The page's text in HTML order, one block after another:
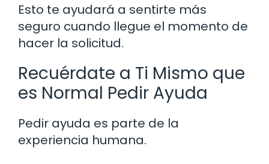
Esto te ayudará a sentirte más
seguro cuando llegue el momento de
hacer la solicitud.
Recuérdate a Ti Mismo que
es Normal Pedir Ayuda
Pedir ayuda es parte de la
experiencia humana.